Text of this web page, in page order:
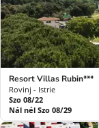
Resort Villas Rubin***
Rovinj - Istrie
Szo 08/22
Nál nél Szo 08/29